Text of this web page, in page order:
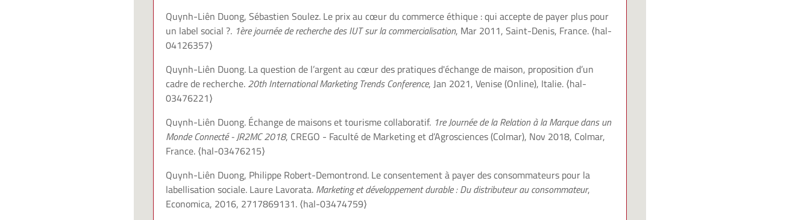
Quynh-Liên Duong, Sébastien Soulez. Le prix au cœur du commerce éthique : qui accepte de payer plus pour
un label social ?. 1ère journée de recherche des IUT sur la commercialisation, Mar 2011, Saint-Denis, France. ⟨hal-
04126357⟩
Quynh-Liên Duong. La question de l’argent au cœur des pratiques d'échange de maison, proposition d’un
cadre de recherche. 20th International Marketing Trends Conference, Jan 2021, Venise (Online), Italie. ⟨hal-
03476221⟩
Quynh-Liên Duong. Échange de maisons et tourisme collaboratif. 1re Journée de la Relation à la Marque dans un
Monde Connecté - JR2MC 2018, CREGO - Faculté de Marketing et d’Agrosciences (Colmar), Nov 2018, Colmar,
France. ⟨hal-03476215⟩
Quynh-Liên Duong, Philippe Robert-Demontrond. Le consentement à payer des consommateurs pour la
labellisation sociale. Laure Lavorata. Marketing et développement durable : Du distributeur au consommateur,
Economica, 2016, 2717869131. ⟨hal-03474759⟩